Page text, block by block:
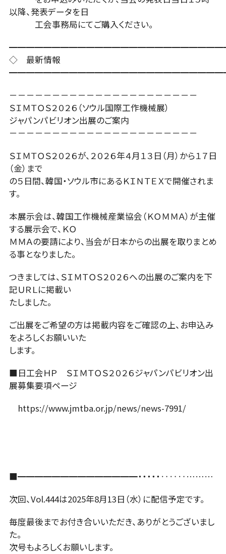
以降、発表データを日
工会事務局にてご購入ください。
◇ 最新情報
－－－－－－－－－－－－－－－－－－－－－－
ＳＩＭＴＯＳ２０２６（ソウル国際工作機械展）
ジャパンパビリオン出展のご案内
－－－－－－－－－－－－－－－－－－－－－－
ＳＩＭＴＯＳ２０２６が、２０２６年４月１３日（月）から１７日
（金）まで
の５日間、韓国・ソウル市にあるＫＩＮＴＥＸで開催されま
す。
本展示会は、韓国工作機械産業協会（ＫＯＭＭＡ）が主催
する展示会で、ＫＯ
ＭＭＡの要請により、当会が日本からの出展を取りまとめ
る事となりました。
つきましては、ＳＩＭＴＯＳ２０２６への出展のご案内を下
記ＵＲＬに掲載い
たしました。
ご出展をご希望の方は掲載内容をご確認の上、お申込み
をよろしくお願いいた
します。
■日工会ＨＰ ＳＩＭＴＯＳ２０２６ジャパンパビリオン出
展募集要項ページ
https://www.jmtba.or.jp/news/news-7991/
■━━━━━━━━━━━━━━・・・・・‥‥‥………
次回、Vol.444は2025年8月13日（水）に配信予定です。
毎度最後までお付き合いいただき、ありがとうございまし
た。
次号もよろしくお願いします。